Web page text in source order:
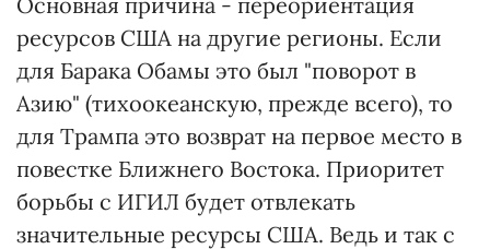
ресурсов США на другие регионы. Если
для Барака Обамы это был "поворот в
Азию" (тихоокеанскую, прежде всего), то
для Трампа это возврат на первое место в
повестке Ближнего Востока. Приоритет
борьбы с ИГИЛ будет отвлекать
значительные ресурсы США. Ведь и так с